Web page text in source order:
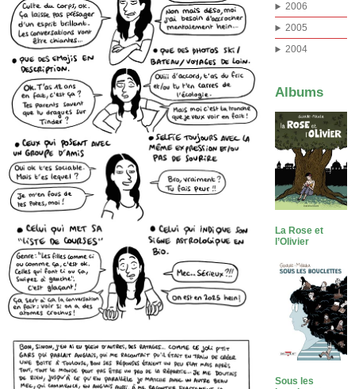
2006
2005
2004
Albums
La Rose et
l’Olivier
Sous les